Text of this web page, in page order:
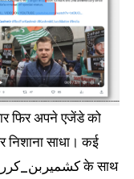
फिर अपने एजेंडे को
निशाना साधा। कई